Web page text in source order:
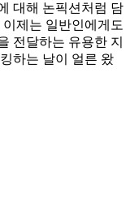
대해 논픽션처럼 담
제는 일반인에게도
전달하는 유용한 지
하는 날이 얼른 왔